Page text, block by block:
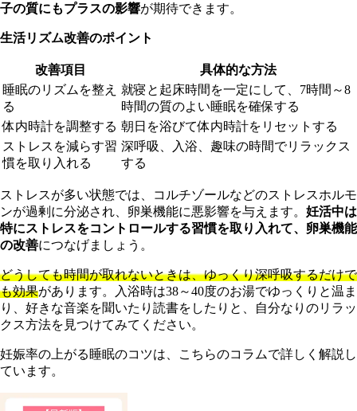
子の質にもプラスの影響が期待できます。
生活リズム改善のポイント
改善項目
具体的な方法
睡眠のリズムを整え
る
就寝と起床時間を一定にして、7時間～8
時間の質のよい睡眠を確保する
体内時計を調整する 朝日を浴びて体内時計をリセットする
ストレスを減らす習
慣を取り入れる
深呼吸、入浴、趣味の時間でリラックス
する
ストレスが多い状態では、コルチゾールなどのストレスホルモ
ンが過剰に分泌され、卵巣機能に悪影響を与えます。 妊活中は
特にストレスをコントロールする習慣を取り入れて、卵巣機能
の改善につなげましょう。
どうしても時間が取れないときは、ゆっくり深呼吸するだけで
も効果があります。入浴時は38～40度のお湯でゆっくりと温ま
り、好きな音楽を聞いたり読書をしたりと、自分なりのリラッ
クス方法を見つけてみてください。
妊娠率の上がる睡眠のコツは、こちらのコラムで詳しく解説し
ています。